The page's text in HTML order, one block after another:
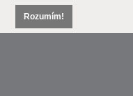
Rozumím!